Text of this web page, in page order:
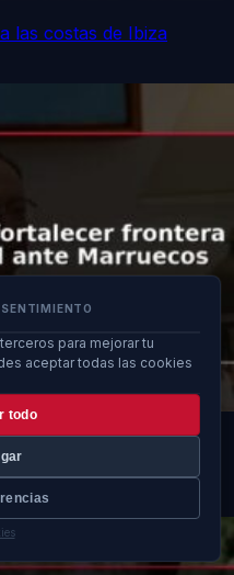
para mejorar tu
aceptar todas las cookies
todo
las costas de Ibiza
por vulnerabilidad